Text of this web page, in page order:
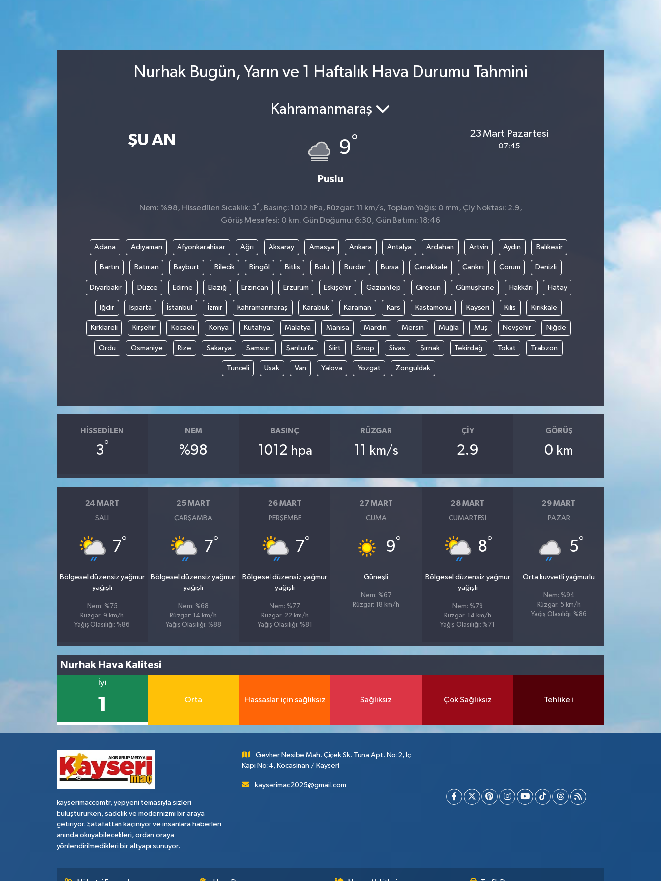
Nurhak Bugün, Yarın ve 1 Haftalık Hava Durumu Tahmini
ŞU AN
Kahramanmaraş
9°
Puslu
23 Mart Pazartesi
07:45
Nem: %98, Hissedilen Sıcaklık: 3° , Basınç: 1012 hPa, Rüzgar: 11 km/s, Toplam Yağış: 0 mm, Çiy Noktası: 2.9,
Görüş Mesafesi: 0 km, Gün Doğumu: 6:30, Gün Batımı: 18:46
Adana Adıyaman Afyonkarahisar Ağrı Aksaray Amasya Ankara Antalya Ardahan Artvin Aydın Balıkesir
Bartın Batman Bayburt Bilecik Bingöl Bitlis Bolu Burdur Bursa Çanakkale Çankırı Çorum Denizli
Diyarbakır Düzce Edirne Elazığ Erzincan Erzurum Eskişehir Gaziantep Giresun Gümüşhane Hakkâri Hatay
Iğdır Isparta İstanbul İzmir Kahramanmaraş Karabük Karaman Kars Kastamonu Kayseri Kilis Kırıkkale
Kırklareli Kırşehir Kocaeli Konya Kütahya Malatya Manisa Mardin Mersin Muğla Muş Nevşehir Niğde
Ordu Osmaniye Rize Sakarya Samsun Şanlıurfa Siirt Sinop Sivas Şırnak Tekirdağ Tokat Trabzon
Tunceli Uşak Van Yalova Yozgat Zonguldak
HISSEDILEN
3°
NEM
%98
BASINÇ
1012 hpa
RÜZGAR
11 km/s
ÇIY
2.9
GÖRÜŞ
0 km
24 MART
SALI
7°
Bölgesel düzensiz yağmur
yağışlı
Nem: %75
Rüzgar: 9 km/h
Yağış Olasılığı: %86
25 MART
ÇARŞAMBA
7°
Bölgesel düzensiz yağmur
yağışlı
Nem: %68
Rüzgar: 14 km/h
Yağış Olasılığı: %88
26 MART
PERŞEMBE
7°
Bölgesel düzensiz yağmur
yağışlı
Nem: %77
Rüzgar: 22 km/h
Yağış Olasılığı: %81
27 MART
CUMA
9°
Güneşli
Nem: %67
Rüzgar: 18 km/h
28 MART
CUMARTESI
8°
Bölgesel düzensiz yağmur
yağışlı
Nem: %79
Rüzgar: 14 km/h
Yağış Olasılığı: %71
29 MART
PAZAR
5°
Orta kuvvetli yağmurlu
Nem: %94
Rüzgar: 5 km/h
Yağış Olasılığı: %86
Nurhak Hava Kalitesi
İyi
1 Orta Hassaslar için sağlıksız Sağlıksız Çok Sağlıksız Tehlikeli
kayserimaccomtr, yepyeni temasıyla sizleri
buluştururken, sadelik ve modernizmi bir araya
getiriyor. Şatafattan kaçınıyor ve insanlara haberleri
anında okuyabilecekleri, ordan oraya
yönlendirilmedikleri bir altyapı sunuyor.
Gevher Nesibe Mah. Çiçek Sk. Tuna Apt. No:2, İç
Kapı No:4, Kocasinan / Kayseri
kayserimac2025@gmail.com